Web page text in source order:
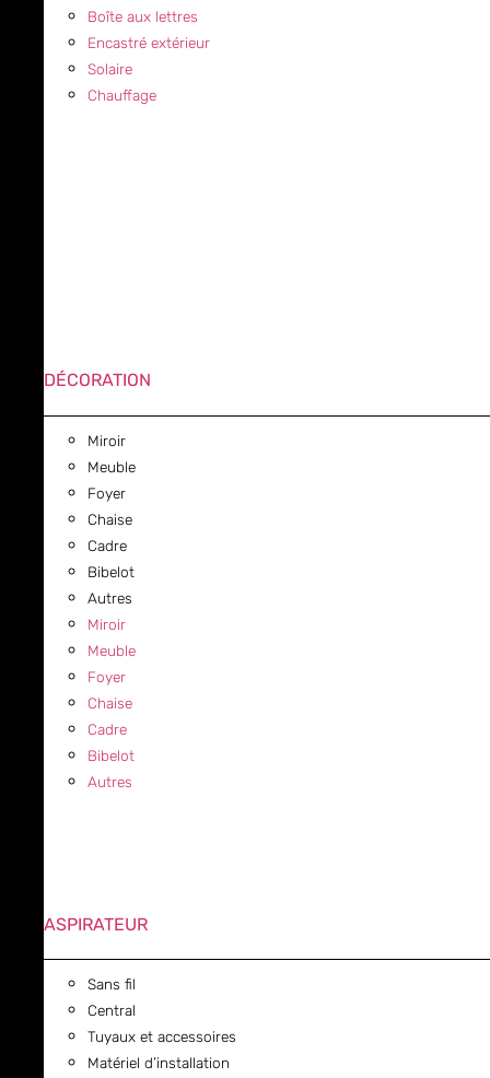
Boîte aux lettres
Encastré extérieur
Solaire
Chauffage
DÉCORATION
Miroir
Meuble
Foyer
Chaise
Cadre
Bibelot
Autres
Miroir
Meuble
Foyer
Chaise
Cadre
Bibelot
Autres
ASPIRATEUR
Sans fil
Central
Tuyaux et accessoires
Matériel d’installation